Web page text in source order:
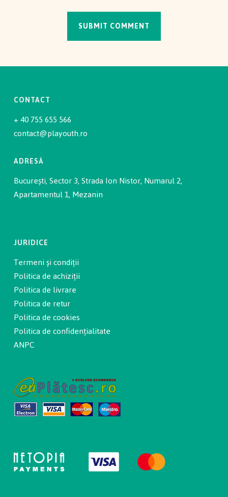
CONTACT
+ 40 755 655 566
contact@playouth.ro
ADRESĂ
București, Sector 3, Strada Ion Nistor, Numarul 2,
Apartamentul 1, Mezanin
JURIDICE
Termeni și condiții
Politica de achiziții
Politica de livrare
Politica de retur
Politica de cookies
Politica de confidențialitate
ANPC